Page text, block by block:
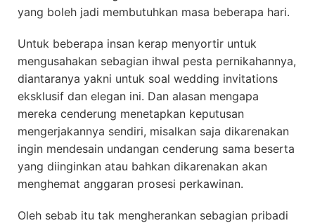
yang boleh jadi membutuhkan masa beberapa hari.
Untuk beberapa insan kerap menyortir untuk
mengusahakan sebagian ihwal pesta pernikahannya,
diantaranya yakni untuk soal wedding invitations
eksklusif dan elegan ini. Dan alasan mengapa
mereka cenderung menetapkan keputusan
mengerjakannya sendiri, misalkan saja dikarenakan
ingin mendesain undangan cenderung sama beserta
yang diinginkan atau bahkan dikarenakan akan
menghemat anggaran prosesi perkawinan.
Oleh sebab itu tak mengherankan sebagian pribadi